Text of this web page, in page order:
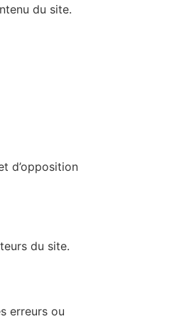
du site.
d’opposition
du site.
erreurs ou